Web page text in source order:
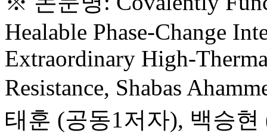
Healable Phase-Change
Extraordinary High-
Resistance, Shabas
태훈 (공동1저자), 백승현